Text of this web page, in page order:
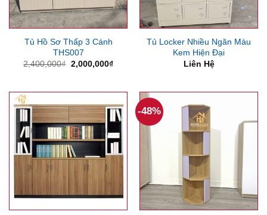
Tủ Hồ Sơ Thấp 3 Cánh
THS007
2,400,000₫ Giá
2,000,000₫Giá
2,000,000₫.
Tủ Locker Nhiều Ngăn Màu
Kem Hiện Đại
Liên Hệ
-48%